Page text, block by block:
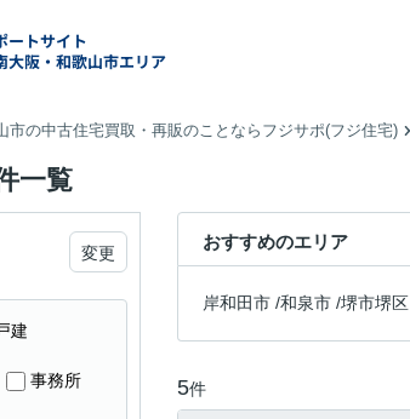
ートサイト
大阪・和歌山市エリア
市の中古住宅買取・再販のことならフジサポ(フジ住宅)
一覧
おすすめのエリア
岸和田市 /和泉市 /堺市堺区
5件
変更
建
事務所